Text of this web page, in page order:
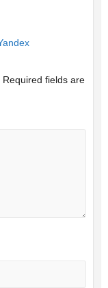
Required fields are